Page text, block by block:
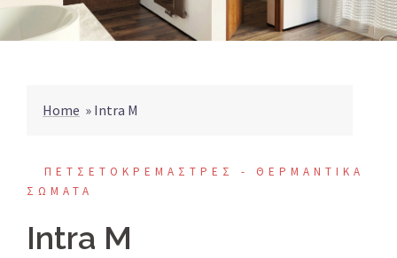
Home » Intra M
ΠΕΤΣΕΤΟΚΡΕΜΑΣΤΡΕΣ - ΘΕΡΜΑΝΤΙΚΑ
ΣΩΜΑΤΑ
Intra M